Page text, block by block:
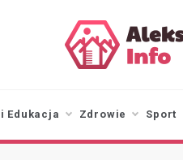
Edukacja Zdrowie Sport